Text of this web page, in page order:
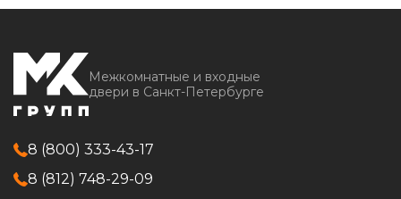
Межкомнатные и входные
двери в Санкт-Петербурге
8 (800) 333-43-17
8 (812) 748-29-09